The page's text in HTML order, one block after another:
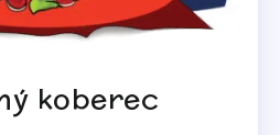
koberec